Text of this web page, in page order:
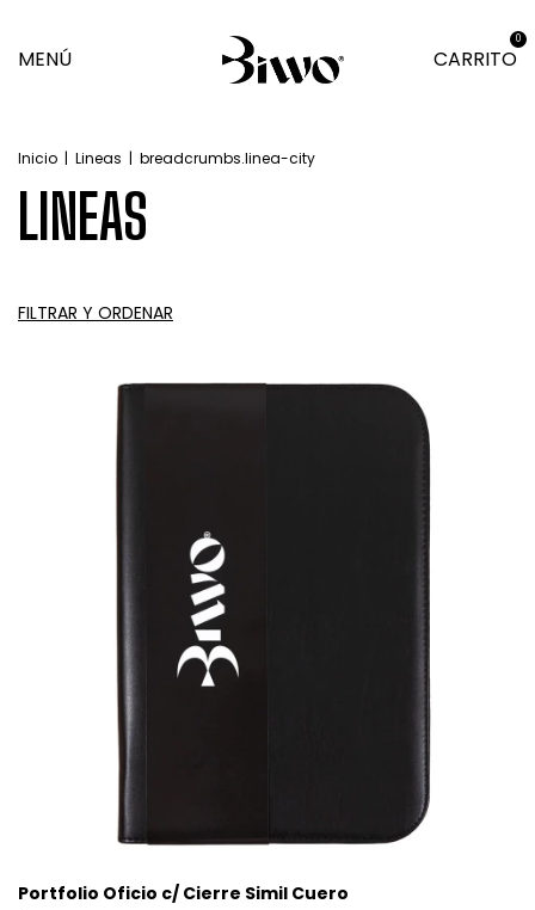
MENÚ CARRITO
0
Inicio | Lineas | breadcrumbs.linea-city
LINEAS
FILTRAR Y ORDENAR
Portfolio Oficio c/ Cierre Simil Cuero